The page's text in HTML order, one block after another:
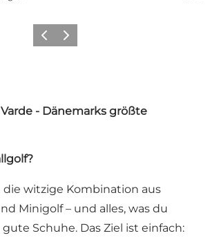
ZurückWeiter
- Dänemarks größte
die witzige Kombination aus
Minigolf – und alles, was du
Schuhe. Das Ziel ist einfach: